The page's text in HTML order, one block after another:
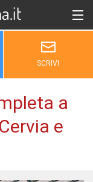
SCRIVI
a
e